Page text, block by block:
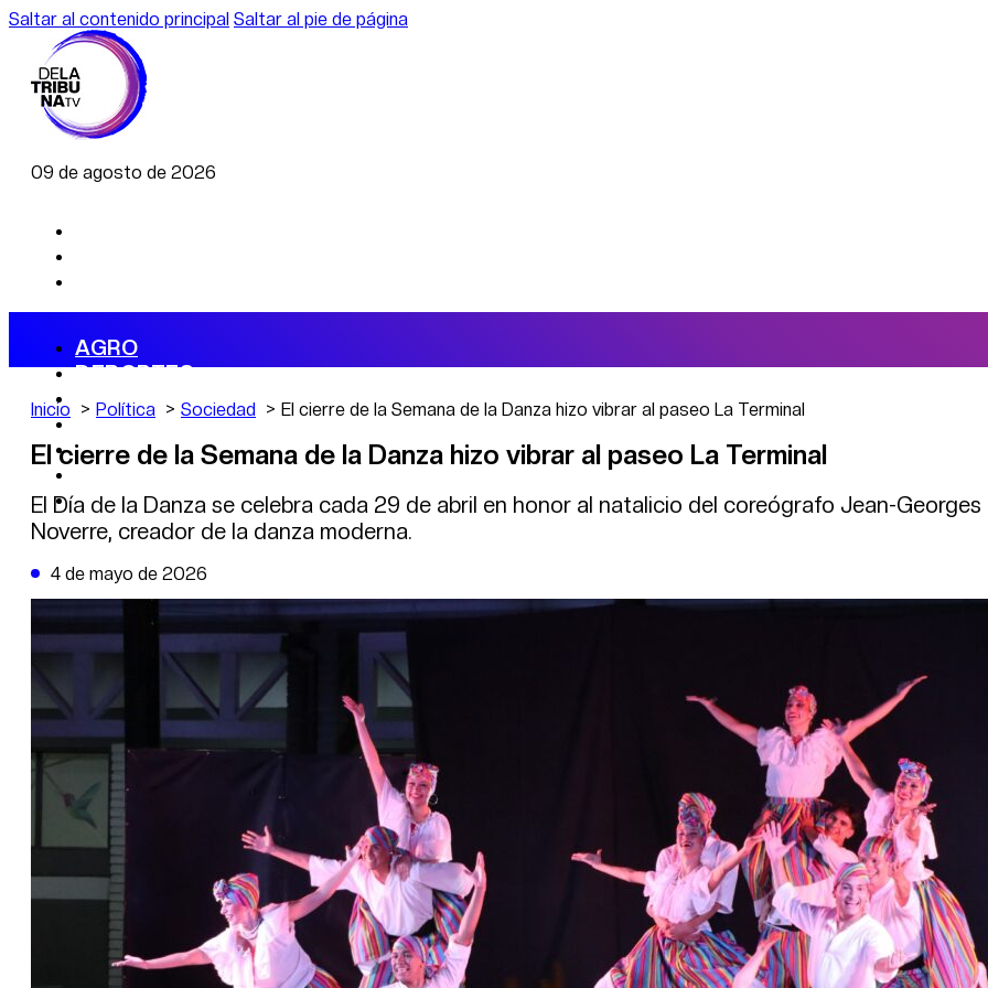
Saltar al contenido principal Saltar al pie de página
09 de agosto de 2026
AGRO
DEPORTES
ECONOMÍA
POLÍTICA
CAMBIO CLIMÁTICO
DE LA TRIBUNA TV
Inicio Política Sociedad El cierre de la Semana de la Danza hizo vibrar al paseo La Terminal
El cierre de la Semana de la Danza hizo vibrar al paseo La Terminal
El Día de la Danza se celebra cada 29 de abril en honor al natalicio del coreógrafo Jean-Georges
Noverre, creador de la danza moderna.
4 de mayo de 2026